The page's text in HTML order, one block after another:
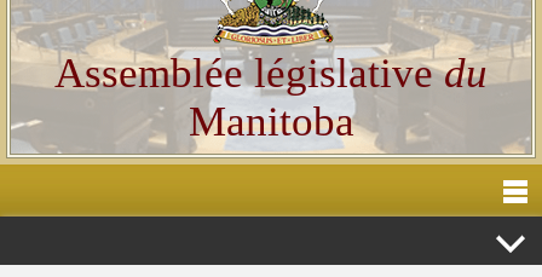
Assemblée législativedu
Manitoba